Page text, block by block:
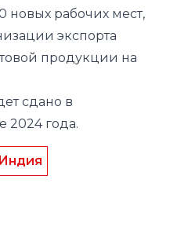
новых рабочих мест,
экспорта
продукции на
сдано в
2024 года.
Индия